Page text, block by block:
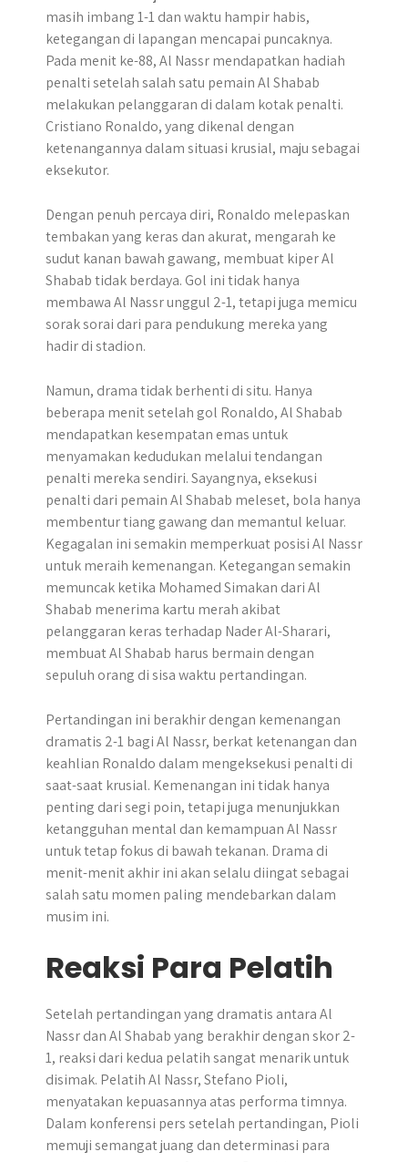
masih imbang 1-1 dan waktu hampir habis,
ketegangan di lapangan mencapai puncaknya.
Pada menit ke-88, Al Nassr mendapatkan hadiah
penalti setelah salah satu pemain Al Shabab
melakukan pelanggaran di dalam kotak penalti.
Cristiano Ronaldo, yang dikenal dengan
ketenangannya dalam situasi krusial, maju sebagai
eksekutor.
Dengan penuh percaya diri, Ronaldo melepaskan
tembakan yang keras dan akurat, mengarah ke
sudut kanan bawah gawang, membuat kiper Al
Shabab tidak berdaya. Gol ini tidak hanya
membawa Al Nassr unggul 2-1, tetapi juga memicu
sorak sorai dari para pendukung mereka yang
hadir di stadion.
Namun, drama tidak berhenti di situ. Hanya
beberapa menit setelah gol Ronaldo, Al Shabab
mendapatkan kesempatan emas untuk
menyamakan kedudukan melalui tendangan
penalti mereka sendiri. Sayangnya, eksekusi
penalti dari pemain Al Shabab meleset, bola hanya
membentur tiang gawang dan memantul keluar.
Kegagalan ini semakin memperkuat posisi Al Nassr
untuk meraih kemenangan. Ketegangan semakin
memuncak ketika Mohamed Simakan dari Al
Shabab menerima kartu merah akibat
pelanggaran keras terhadap Nader Al-Sharari,
membuat Al Shabab harus bermain dengan
sepuluh orang di sisa waktu pertandingan.
Pertandingan ini berakhir dengan kemenangan
dramatis 2-1 bagi Al Nassr, berkat ketenangan dan
keahlian Ronaldo dalam mengeksekusi penalti di
saat-saat krusial. Kemenangan ini tidak hanya
penting dari segi poin, tetapi juga menunjukkan
ketangguhan mental dan kemampuan Al Nassr
untuk tetap fokus di bawah tekanan. Drama di
menit-menit akhir ini akan selalu diingat sebagai
salah satu momen paling mendebarkan dalam
musim ini.
Reaksi Para Pelatih
Setelah pertandingan yang dramatis antara Al
Nassr dan Al Shabab yang berakhir dengan skor 2-
1, reaksi dari kedua pelatih sangat menarik untuk
disimak. Pelatih Al Nassr, Stefano Pioli,
menyatakan kepuasannya atas performa timnya.
Dalam konferensi pers setelah pertandingan, Pioli
memuji semangat juang dan determinasi para